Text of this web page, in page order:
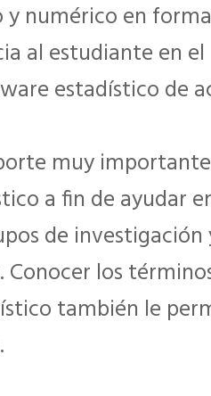
numérico en
al estudiante en el
estadístico de
muy
a fin de ayudar
de
los
también le